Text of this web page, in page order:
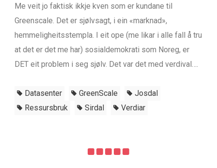
Me veit jo faktisk ikkje kven som er kundane til
Greenscale. Det er sjølvsagt, i ein «marknad»,
hemmeligheitsstempla. I eit ope (me likar i alle fall å tru
at det er det me har) sosialdemokrati som Noreg, er
DET eit problem i seg sjølv. Det var det med verdival….
Datasenter GreenScale
Josdal
Ressursbruk
Sirdal Verdiar